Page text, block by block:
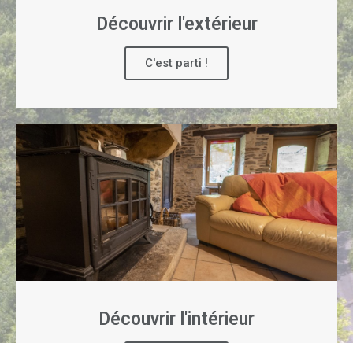
Découvrir l'extérieur
C'est parti !
Découvrir l'intérieur